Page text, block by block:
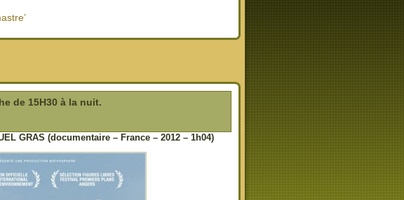
de 15H30 à la nuit.
GRAS (documentaire – France – 2012 – 1h04)